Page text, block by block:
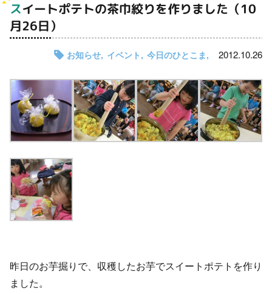
スイートポテトの茶巾絞りを作りました（10
月26日）
お知らせ イベント 今日のひとこま 2012.10.26
昨日のお芋掘りで、収穫したお芋でスイートポテトを作り
ました。